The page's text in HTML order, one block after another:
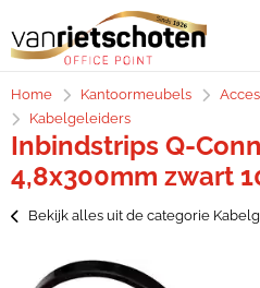
Home Kantoormeubels
Kabelgeleiders
Inbindstrips Q-
4,8x300mm zwart
Bekijk alles uit de categorie